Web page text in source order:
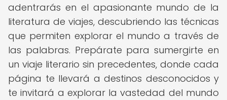
adentrarás en el apasionante mundo de la
literatura de viajes, descubriendo las técnicas
que permiten explorar el mundo a través de
las palabras. Prepárate para sumergirte en
un viaje literario sin precedentes, donde cada
página te llevará a destinos desconocidos y
te invitará a explorar la vastedad del mundo